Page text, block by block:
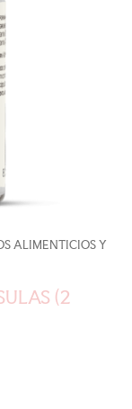
ALIMENTICIOS Y
(2